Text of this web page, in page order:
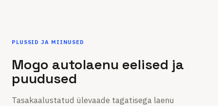
PLUSSID JA MIINUSED
Mogo autolaenu eelised ja
puudused
Tasakaalustatud ülevaade tagatisega laenu